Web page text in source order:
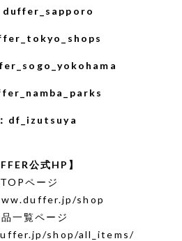
duffer_sapporo
df_izutsuya
公式HP】
ページ
shop
一覧ページ
shop/all_items/